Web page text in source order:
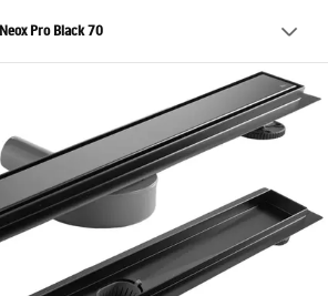
Pro Black 70